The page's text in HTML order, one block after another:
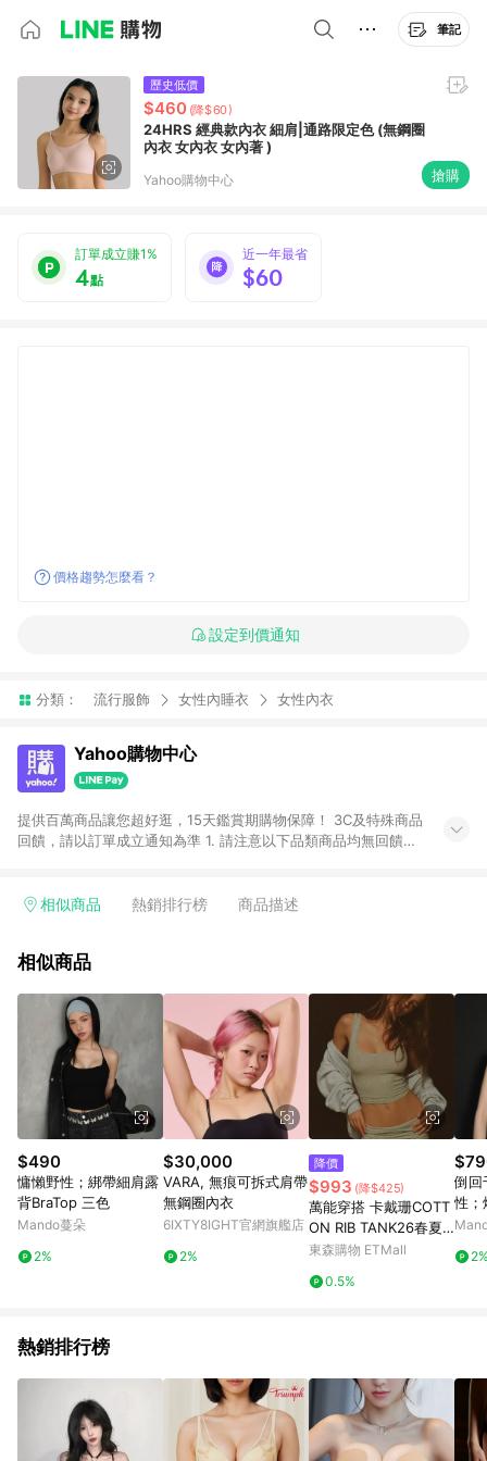
筆記
歷史低價
$460 (降$60)
24HRS 經典款內衣 細肩|通路限定色 (無鋼圈
內衣 女內衣 女內著 )
Yahoo購物中心 搶購
訂單成立賺1%
4點
近一年最省
$60
價格趨勢怎麼看？
設定到價通知
分類： 流行服飾 女性內睡衣 女性內衣
Yahoo購物中心
提供百萬商品讓您超好逛，15天鑑賞期購物保障！ 3C及特殊商品
回饋，請以訂單成立通知為準 1. 請注意以下品類商品均無回饋：
電玩/遊戲/相機/單眼/鏡頭/拍立得 [2024/6/1起適用] -內接硬
的購回饋活動享Yahoo超贈點回饋者 - 購物中心商店之商品：商
3. 訂單回饋金額將扣除運費/購物金/超贈點/福利金/紅利折抵/折
價券等虛擬貨幣折抵 4. 大宗採購或批發轉賣不具回饋資格： 如
有相關事證認定您為大宗採購、批發轉賣而非最終消費使用者，
相關認定以Yahoo購物中心之認定為準
相似商品 熱銷排行榜 商品描述
相似商品
$490
慵懶野性；綁帶細肩露
背BraTop 三色
Mando蔓朵
2%
$30,000
VARA, 無痕可拆式肩帶
無鋼圈內衣
6IXTY8IGHT官網旗艦店
2%
降價
$993 (降$425)
萬能穿搭 卡戴珊COTT
ON RIB TANK26春夏
新色百搭無袖背心打底
東森購物 ETMall
0.5%
倒回
性；
叉美
熱銷排行榜